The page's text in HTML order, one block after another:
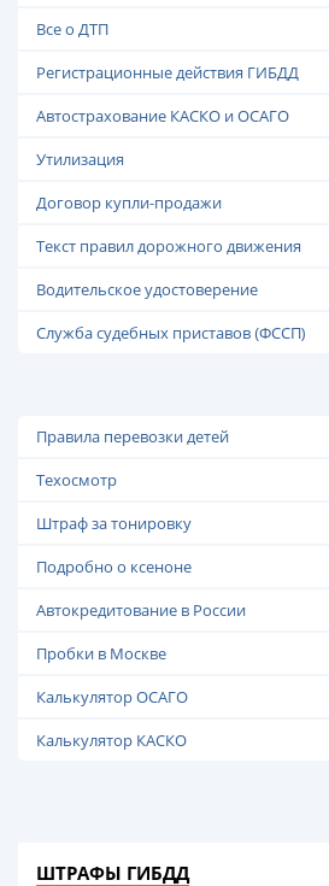
Все о ДТП
Регистрационные действия ГИБДД
Автострахование КАСКО и ОСАГО
Утилизация
Договор купли-продажи
Текст правил дорожного движения
Водительское удостоверение
Служба судебных приставов (ФССП)
Правила перевозки детей
Техосмотр
Штраф за тонировку
Подробно о ксеноне
Автокредитование в России
Пробки в Москве
Калькулятор ОСАГО
Калькулятор КАСКО
ШТРАФЫ ГИБДД